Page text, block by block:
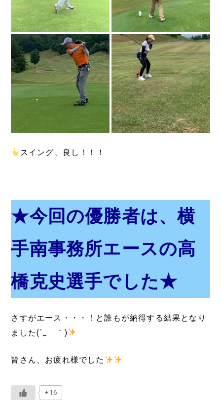
スイング、良し！！！
★今回の優勝者は、横
手南事務所エースの高
橋克史選手でした★
さすがエース・・・！と誰もが納得する結果となり
ました(´_ゝ｀)
皆さん、お疲れ様でした
+16